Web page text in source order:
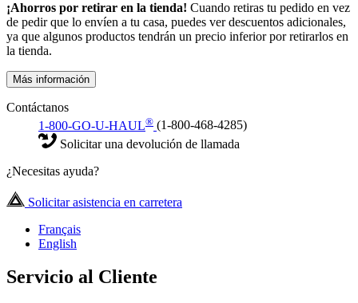
¡Ahorros por retirar en la tienda! Cuando retiras tu pedido en vez
de pedir que lo envíen a tu casa, puedes ver descuentos adicionales,
ya que algunos productos tendrán un precio inferior por retirarlos en
la tienda.
Más información
Contáctanos
1-800-GO-U-HAUL® (1-800-468-4285)
Solicitar una devolución de llamada
¿Necesitas ayuda?
Solicitar asistencia en carretera
Français
English
Servicio al Cliente